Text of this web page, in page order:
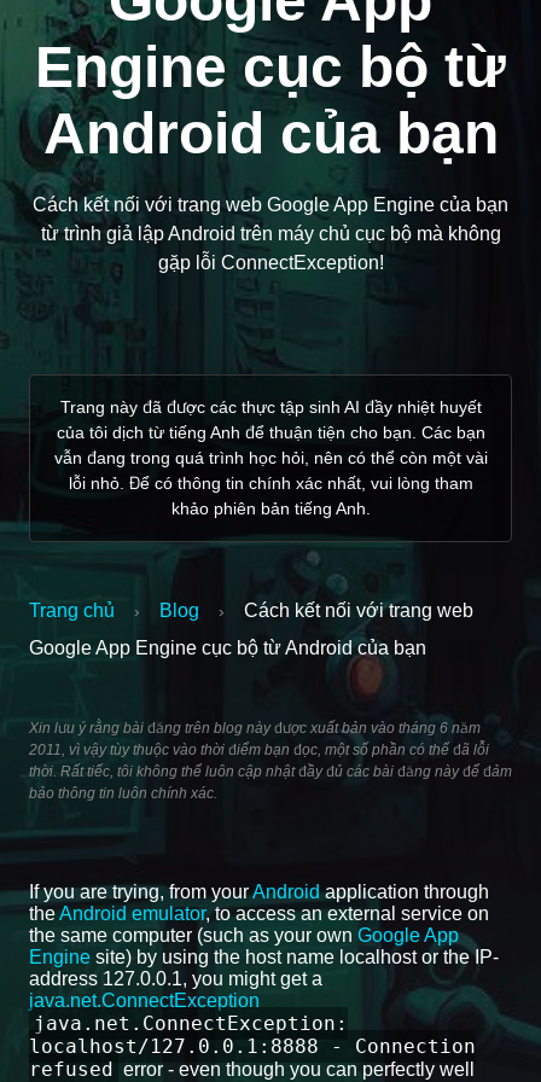
Engine cục bộ từ
Android của bạn
Cách kết nối với trang web Google App Engine của bạn
từ trình giả lập Android trên máy chủ cục bộ mà không
gặp lỗi ConnectException!
Trang này đã được các thực tập sinh AI đầy nhiệt huyết
của tôi dịch từ tiếng Anh để thuận tiện cho bạn. Các bạn
vẫn đang trong quá trình học hỏi, nên có thể còn một vài
lỗi nhỏ. Để có thông tin chính xác nhất, vui lòng tham
khảo phiên bản tiếng Anh.
Trang chủ › Blog ›
Cách kết nối với trang web
Google App Engine cục bộ từ Android của bạn
Xin lưu ý rằng bài đăng trên blog này được xuất bản vào tháng 6 năm
2011, vì vậy tùy thuộc vào thời điểm bạn đọc, một số phần có thể đã lỗi
thời. Rất tiếc, tôi không thể luôn cập nhật đầy đủ các bài đăng này để đảm
bảo thông tin luôn chính xác.
If you are trying, from yourAndroidapplication through
theAndroid emulator, to access an external service on
the same computer (such as your own Google App
Engine site) by using the host name localhost or the IP-
address 127.0.0.1, you might get a
java.net.ConnectException
java.net.ConnectException:
localhost/127.0.0.1:8888 - Connection
refused error - even though you can perfectly well